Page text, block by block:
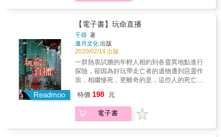
Readmoo
【電子書】玩命直播
千尋 著
邀月文化 出版
2020/02/14 出版
一群熱衷試膽的年輕人相約到各靈異地點進行
探險，卻因為好玩帶走亡者的遺物遭到惡靈作
祟，相繼慘死，更離奇的是，這些人的死亡直
管，決定阻止下一樁悲劇的發生，不料她不僅
挖出了埋藏多年的驚人祕密，連自己也被鬼纏
身……女人手裡拿著被小雨丟掉的口紅，重複
特價 198 元
電子書